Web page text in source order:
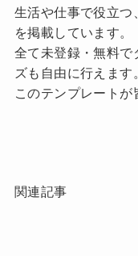
生活や仕事で役立つ
を掲載しています。
全て未登録・無料で
ズも自由に行えます。
このテンプレートが
関連記事